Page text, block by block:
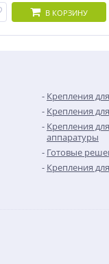
В КОРЗИНУ
Крепления
Крепления
Крепления
аппаратуры
Готовые
Крепления